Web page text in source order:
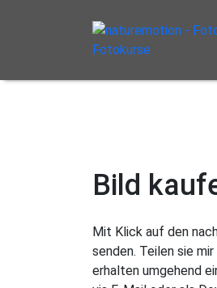
Bild
Mit Klick auf den
senden. Teilen sie
erhalten umgehend